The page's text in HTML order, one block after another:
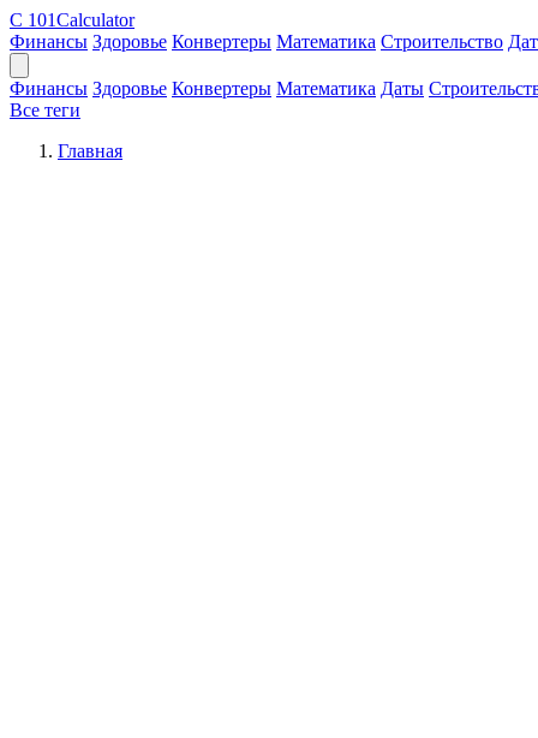
C 101Calculator
Финансы Здоровье Конвертеры Математика Строительство
Финансы Здоровье Конвертеры Математика Даты
Все теги
Главная